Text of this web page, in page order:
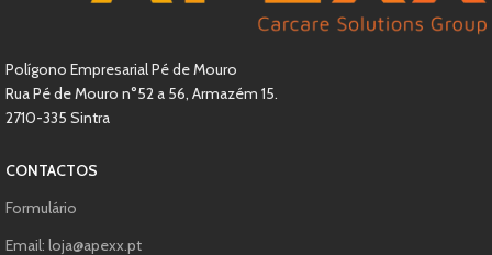
Polígono Empresarial Pé de Mouro
Rua Pé de Mouro n°52 a 56, Armazém 15.
2710-335 Sintra
CONTACTOS
Formulário
Email: loja@apexx.pt